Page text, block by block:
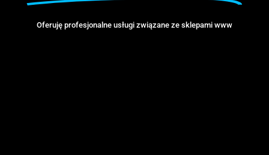
Oferuję profesjonalne usługi związane ze sklepami www